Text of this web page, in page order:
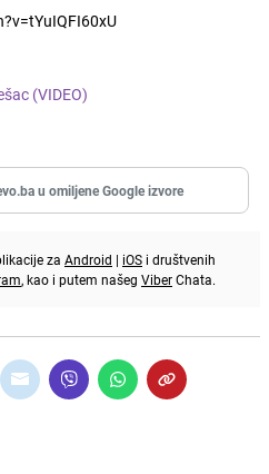
(VIDEO)
u omiljene Google izvore
za Android | iOS i društvenih
, kao i putem našeg ViberChata.